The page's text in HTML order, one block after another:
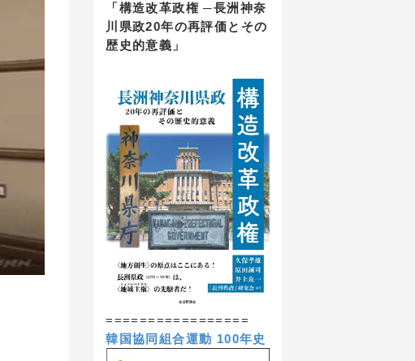
「構造改革政権 ─長洲神奈
川県政20年の再評価とその
歴史的意義」
=================
韓国協同組合運動 100年史